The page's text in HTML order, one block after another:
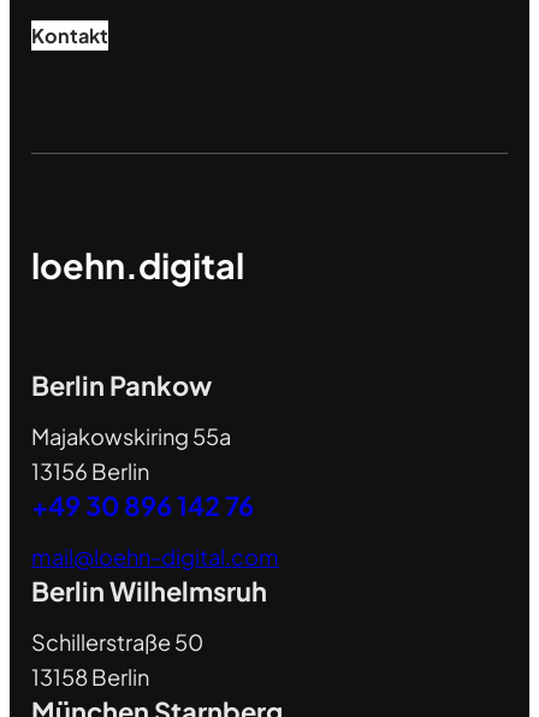
Kontakt
loehn.digital
Berlin Pankow
Majakowskiring 55a
13156 Berlin
+49 30 896 142 76
mail@loehn-digital.com
Berlin Wilhelmsruh
Schillerstraße 50
13158 Berlin